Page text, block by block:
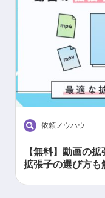
依頼ノウハウ
【無料】動画の
拡張子の選び方も